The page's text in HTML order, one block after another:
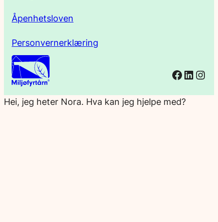
Åpenhetsloven
Personvernerklæring
Hei, jeg heter Nora. Hva kan jeg hjelpe med?